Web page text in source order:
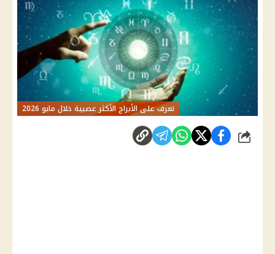
تعرف على الأبراج الأكثر عصبية خلال مايو 2026
شارك